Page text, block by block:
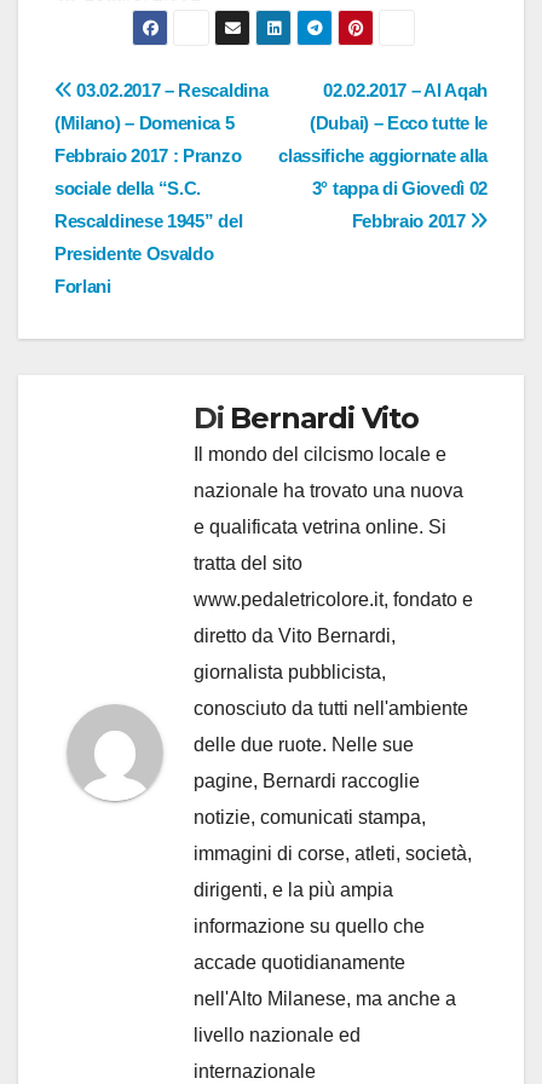
Navigazione
articoli
02.02.2017 – Al Aqah
(Dubai) – Ecco tutte le
classifiche aggiornate alla
3° tappa di Giovedì 02
Febbraio 2017
03.02.2017 – Rescaldina
(Milano) – Domenica 5
Febbraio 2017 : Pranzo
sociale della “S.C.
Rescaldinese 1945” del
Presidente Osvaldo
Forlani
Di Bernardi Vito
Il mondo del cilcismo locale e
nazionale ha trovato una nuova
e qualificata vetrina online. Si
tratta del sito
www.pedaletricolore.it, fondato e
diretto da Vito Bernardi,
giornalista pubblicista,
conosciuto da tutti nell'ambiente
delle due ruote. Nelle sue
pagine, Bernardi raccoglie
notizie, comunicati stampa,
immagini di corse, atleti, società,
dirigenti, e la più ampia
informazione su quello che
accade quotidianamente
nell'Alto Milanese, ma anche a
livello nazionale ed
internazionale